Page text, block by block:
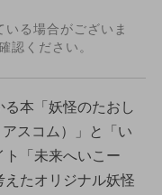
る場合がございま
認ください。
本「妖怪のたおし
スコム）」と「い
ト「未来へいこー
たオリジナル妖怪